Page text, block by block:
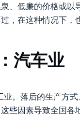
、低廉的价格或
，在这种情况下，
汽车业
。落后的生产方
些因素导致全国各